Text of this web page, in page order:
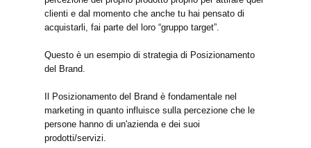
clienti e dal momento che anche tu hai pensato di
acquistarli, fai parte del loro “gruppo target”.
Questo è un esempio di strategia di Posizionamento
del Brand.
Il Posizionamento del Brand è fondamentale nel
marketing in quanto influisce sulla percezione che le
persone hanno di un'azienda e dei suoi
prodotti/servizi.